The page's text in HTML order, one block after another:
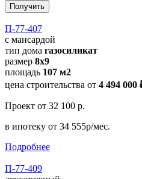
Получить
П-77-407
с мансардой
тип дома газосиликат
размер 8х9
площадь 107 м2
цена строительства от 4 494 000
Проект от 32 100 р.
в ипотеку от 34 555р/мес.
Подробнее
П-77-409